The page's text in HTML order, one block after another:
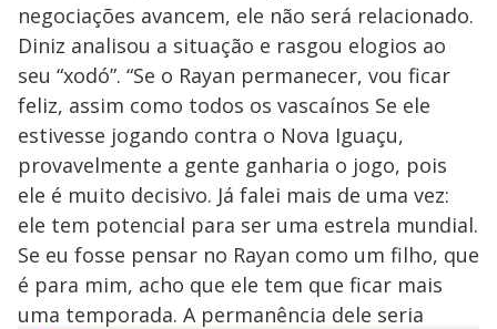
negociações avancem, ele não será relacionado.
Diniz analisou a situação e rasgou elogios ao
seu “xodó”. “Se o Rayan permanecer, vou ficar
feliz, assim como todos os vascaínos Se ele
estivesse jogando contra o Nova Iguaçu,
provavelmente a gente ganharia o jogo, pois
ele é muito decisivo. Já falei mais de uma vez:
ele tem potencial para ser uma estrela mundial.
Se eu fosse pensar no Rayan como um filho, que
é para mim, acho que ele tem que ficar mais
uma temporada. A permanência dele seria